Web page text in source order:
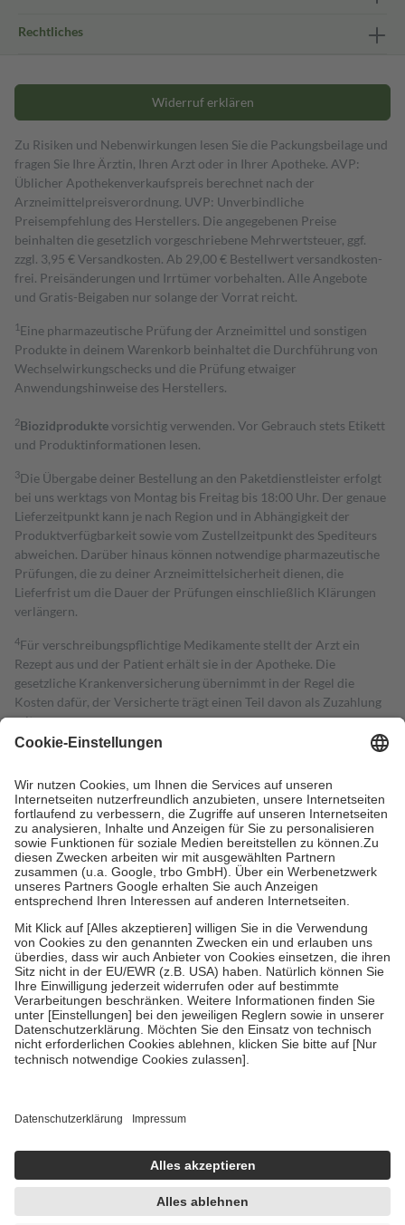
Rechtliches
Widerruf erklären
Zu Risiken und Nebenwirkungen lesen Sie die Packungsbeilage und
fragen Sie Ihre Ärztin, Ihren Arzt oder in Ihrer Apotheke. AVP:
Üblicher Apothekenverkaufspreis berechnet nach der
Arzneimittelpreisverordnung. UVP: Unverbindliche
Preisempfehlung des Herstellers. Die angegebenen Preise
beinhalten die gesetzlich vorgeschriebene Mehrwertsteuer, ggf.
zzgl. 3,95 € Versandkosten. Ab 29,00 € Bestell­wert versand­kosten­
frei. Preisänderungen und Irrtümer vorbehalten. Alle Angebote
und Gratis-Beigaben nur solange der Vorrat reicht.
1 Eine pharmazeutische Prüfung der Arzneimittel und sonstigen
Produkte in deinem Warenkorb beinhaltet die Durchführung von
Wechselwirkungschecks und die Prüfung etwaiger
Anwendungshinweise des Herstellers.
2Biozidproduktevorsichtig verwenden. Vor Gebrauch stets Etikett
und Produktinformationen lesen.
3Die Übergabe deiner Bestellung an den Paketdienstleister erfolgt
bei uns werktags von Montag bis Freitag bis 18:00 Uhr. Der genaue
Lieferzeitpunkt kann je nach Region und in Abhängigkeit der
Produktverfügbarkeit sowie vom Zustellzeitpunkt des Spediteurs
abweichen. Darüber hinaus können notwendige pharmazeutische
Prüfungen, die zu deiner Arzneimittelsicherheit dienen, die
Lieferfrist um die Dauer der Prüfungen einschließlich Klärungen
verlängern.
4Für verschreibungspflichtige Medikamente stellt der Arzt ein
Rezept aus und der Patient erhält sie in der Apotheke. Die
gesetzliche Krankenversicherung übernimmt in der Regel die
Kosten dafür, der Versicherte trägt einen Teil davon als Zuzahlung
mit.
Grundsätzlich leisten Mitglieder Zuzahlungen in Höhe von zehn
höchstens zehn Euro.
Es sind jedoch nie mehr als die tatsächlichen
Kosten der Leistung zu entrichten.
Diese Regeln gelten grundsätzlich auch für Online-Apotheken.
Bei Heilmitteln und häuslicher Krankenpflege beträgt die
Zuzahlung zehn Prozent der Kosten sowie zehn Euro je
Verordnung.
Um das Engagement der Versicherten für ihre eigene Gesundheit zu
stärken und die besondere Stellung der Familie zu unterstützen,
fallenkeine Zuzahlungenan bei:
• Kindern und Jugendlichen bis zum vollendeten 18. Lebensjahr
mit Ausnahme der Fahrkosten
• Untersuchungen zur Vorsorge und Früherkennung, die von der
GKV getragen werden
• empfohlenen Schutzimpfungen
• Harn- und Blutteststreifen
getroffen, um sicherzustellen, dass es sich um echte Bewertungen
https://help.etrusted.com/hc/de/articles/4419944605341
Einige Bilder und Inhalte wurden unter Zuhilfenahme künstlicher